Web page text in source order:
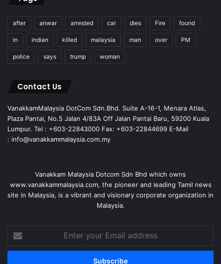
after anwar arrested car dies Fire found
in indian killed malaysia man over PM
police says trump woman
Contact Us
VanakkamMalaysia DotCom Sdn.Bhd. Suite A-16-1, Menara Atlas,
Plaza Pantai, No.5 Jalan 4/83A Off Jalan Pantai Baru, 59200 Kuala
Lumpur. Tel : +603-22843000 Fax: +603-22844699 E-Mail
: info@vanakkammalaysia.com.my
Vanakkam Malaysia Dotcom Sdn Bhd which owns
www.vanakkammalaysia.com, the pioneer and leading Tamil news
site in Malaysia, is a vibrant and visionary corporate organization in
Malaysia.
your
Email